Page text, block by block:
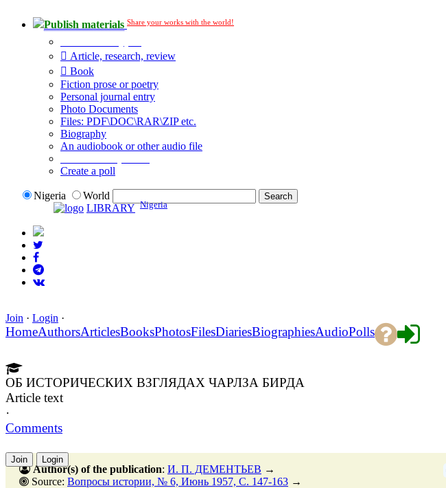
Publish materials Share your works with the world!
Article, research, review
Book
Fiction prose or poetry
Personal journal entry
Photo Documents
Files: PDF\DOC\RAR\ZIP etc.
Biography
An audiobook or other audio file
Create a poll
Nigeria
World
LIBRARY Nigeria
Join · Login ·
HomeAuthorsArticlesBooksPhotosFilesDiariesBiographiesAudioPolls
ОБ ИСТОРИЧЕСКИХ ВЗГЛЯДАХ ЧАРЛЗА БИРДА
Article text
·
Comments
Join Login
Author(s) of the publication: И. П. ДЕМЕНТЬЕВ →
Source: Вопросы истории, № 6, Июнь 1957, C. 147-163 →